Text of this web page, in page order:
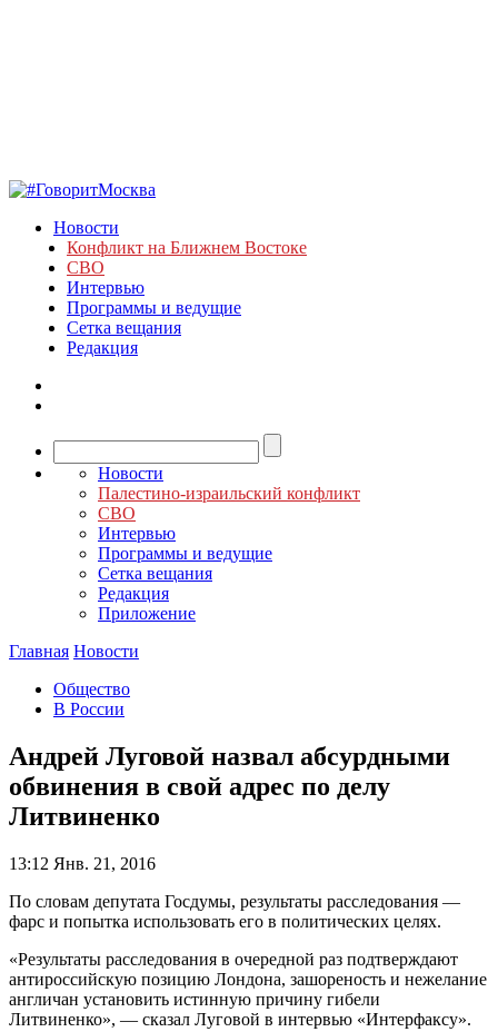
Новости
Конфликт на Ближнем Востоке
СВО
Интервью
Программы и ведущие
Сетка вещания
Редакция
Новости
Палестино-израильский конфликт
СВО
Интервью
Программы и ведущие
Сетка вещания
Редакция
Приложение
Главная Новости
Общество
В России
Андрей Луговой назвал абсурдными
обвинения в свой адрес по делу
Литвиненко
13:12 Янв. 21, 2016
По словам депутата Госдумы, результаты расследования —
фарс и попытка использовать его в политических целях.
«Результаты расследования в очередной раз подтверждают
антироссийскую позицию Лондона, зашореность и нежелание
англичан установить истинную причину гибели
Литвиненко», — сказал Луговой в интервью «Интерфаксу».